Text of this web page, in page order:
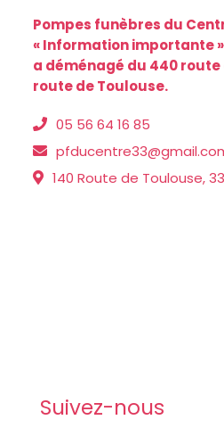
Pompes funèbres du
« Information importante »
a déménagé du 440 route
route de Toulouse.
05 56 64 16 85
140 Route de Toulouse,
Suivez-nous